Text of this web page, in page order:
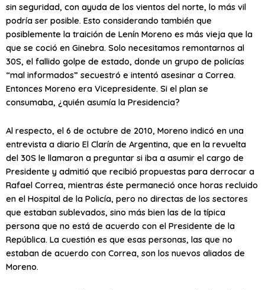
sin seguridad, con ayuda de los vientos del norte, lo más vil
podría ser posible. Esto considerando también que
posiblemente la traición de Lenín Moreno es más vieja que la
que se coció en Ginebra. Solo necesitamos remontarnos al
30S, el fallido golpe de estado, donde un grupo de policías
“mal informados” secuestró e intentó asesinar a Correa.
Entonces Moreno era Vicepresidente. Si el plan se
consumaba, ¿quién asumía la Presidencia?
Al respecto, el 6 de octubre de 2010, Moreno indicó en una
entrevista a diario El Clarín de Argentina, que en la revuelta
del 30S le llamaron a preguntar si iba a asumir el cargo de
Presidente y admitió que recibió propuestas para derrocar a
Rafael Correa, mientras éste permaneció once horas recluido
en el Hospital de la Policía, pero no directas de los sectores
que estaban sublevados, sino más bien las de la típica
persona que no está de acuerdo con el Presidente de la
República. La cuestión es que esas personas, las que no
estaban de acuerdo con Correa, son los nuevos aliados de
Moreno.